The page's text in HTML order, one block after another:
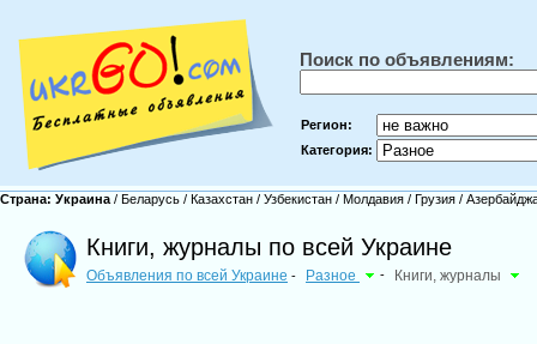
Поиск по объявлениям:
Регион:
Категория:
Страна: Украина / Беларусь / Казахстан / Узбекистан / Молдавия / Грузия /
Книги, журналы по всей Украине
Объявления по всей Украине - Разное - Книги, журналы